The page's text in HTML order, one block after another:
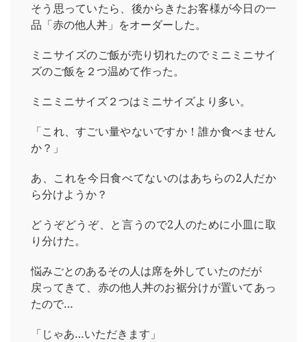
そう思っていたら、後からきたお客様が今日の一
品「赤の他人丼」をオーダーした。
ミニサイズのご飯が売り切れたのでミニミニサイ
ズのご飯を２つ温めて作った。
ミニミニサイズ２つはミニサイズより多い。
「これ、すごい量やないですか！誰か食べません
か？」
あ、これを今日食べてないのはあちらの2人だか
ら分けようか？
どうぞどうぞ、と言うので2人のために小皿に取
り分けた。
悩みごとのあるその人は席を外していたのだが
戻ってきて、赤の他人丼のお裾分けが置いてあっ
たので…
「じゃあ…いただきます」